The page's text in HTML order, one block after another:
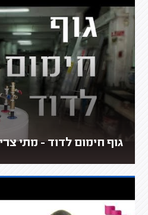
גוף חימום לדוד - מתי